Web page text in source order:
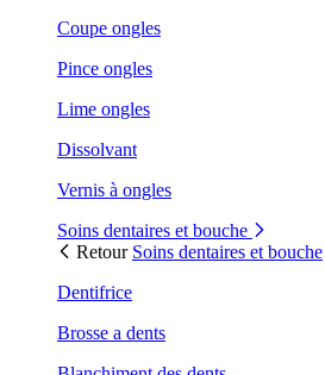
Coupe ongles
Pince ongles
Lime ongles
Dissolvant
Vernis à ongles
Soins dentaires et bouche
Retour Soins dentaires et bouche
Dentifrice
Brosse a dents